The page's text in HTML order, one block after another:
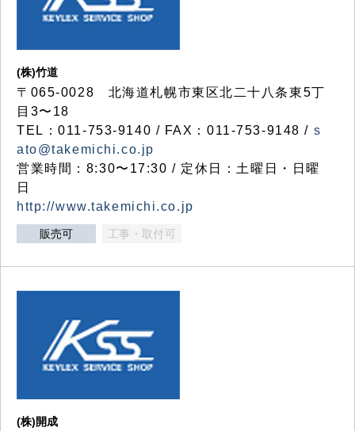
(株)竹道
〒065-0028 北海道札幌市東区北二十八条東5丁
目3〜18
TEL：011-753-9140 / FAX：011-753-9148 / s
ato@takemichi.co.jp
営業時間：8:30〜17:30 / 定休日：土曜日・日曜
日
http://www.takemichi.co.jp
販売可 工事・取付可
(株)開成